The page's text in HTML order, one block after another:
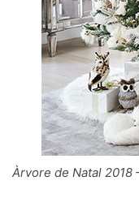
Àrvore de Natal 2018